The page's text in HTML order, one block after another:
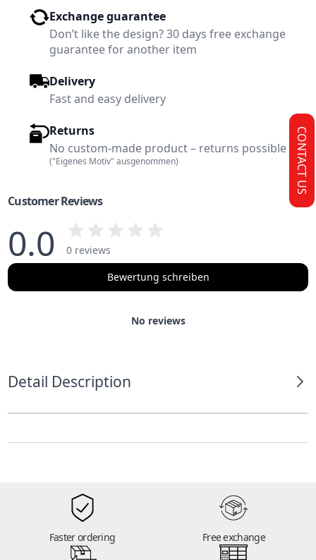
Exchange guarantee
Don’t like the design? 30 days free exchange
guarantee for another item
Delivery
Fast and easy delivery
Returns
No custom-made product – returns possible
("Eigenes Motiv" ausgenommen)
Customer Reviews
0.0
0 reviews
Bewertung schreiben
No reviews
Detail Description
Faster ordering Free exchange
CONTACT US